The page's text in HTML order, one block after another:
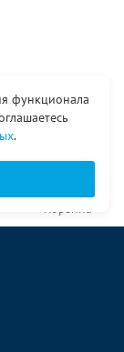
функционала
.